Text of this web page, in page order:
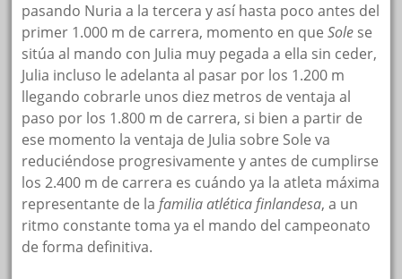
pasando Nuria a la tercera y así hasta poco antes del
primer 1.000 m de carrera, momento en queSole se
sitúa al mando con Julia muy pegada a ella sin ceder,
Julia incluso le adelanta al pasar por los 1.200 m
llegando cobrarle unos diez metros de ventaja al
paso por los 1.800 m de carrera, si bien a partir de
ese momento la ventaja de Julia sobre Sole va
reduciéndose progresivamente y antes de cumplirse
los 2.400 m de carrera es cuándo ya la atleta máxima
representante de lafamilia atlética finlandesa, a un
ritmo constante toma ya el mando del campeonato
de forma definitiva.